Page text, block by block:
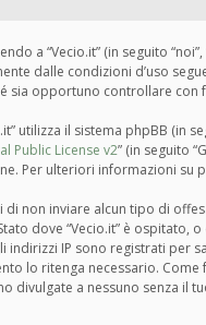
a “Vecio.it” (in seguito
dalle condizioni d’uso
sia opportuno controllare con
utilizza il sistema phpBB (in
Public License v2” (in seguito
Per ulteriori informazioni su
di non inviare alcun tipo di
dove “Vecio.it” è ospitato,
indirizzi IP sono registrati per
lo ritenga necessario.
divulgate a nessuno senza il